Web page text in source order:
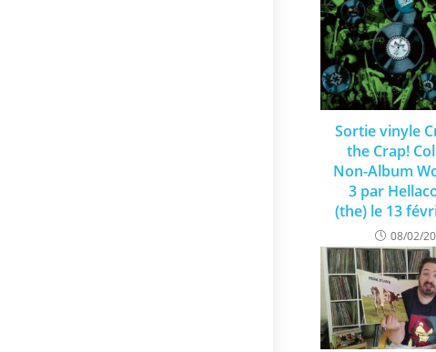
Sortie vinyle
the Crap!
Non-Album
3 par
(the) le 13
08/02/